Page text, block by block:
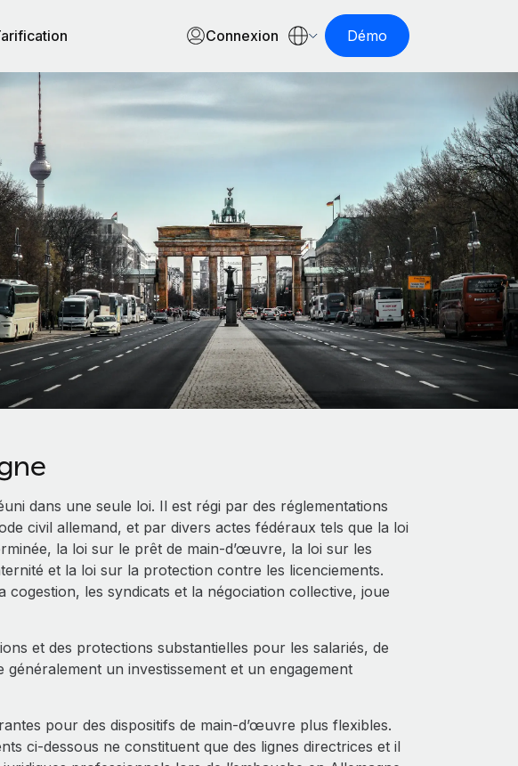
Connexion Démo
dans une seule loi. Il est régi par des réglementations
civil allemand, et par divers actes fédéraux tels que la loi
la loi sur le prêt de main‑d’œuvre, la loi sur les
et la loi sur la protection contre les licenciements.
les syndicats et la négociation collective, joue
et des protections substantielles pour les salariés, de
un investissement et un engagement
pour des dispositifs de main‑d’œuvre plus flexibles.
ci‑dessous ne constituent que des lignes directrices et il